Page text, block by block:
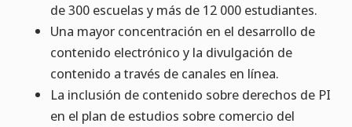
de 300 escuelas y más de 12 000 estudiantes.
Una mayor concentración en el desarrollo de
contenido electrónico y la divulgación de
contenido a través de canales en línea.
La inclusión de contenido sobre derechos de PI
en el plan de estudios sobre comercio del